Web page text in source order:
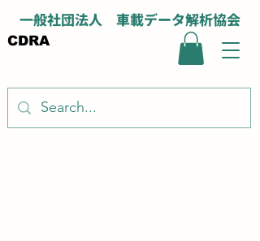
一般社団法人 車載データ解析協会
CDRA